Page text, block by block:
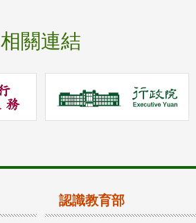
相關連結
認識教育部